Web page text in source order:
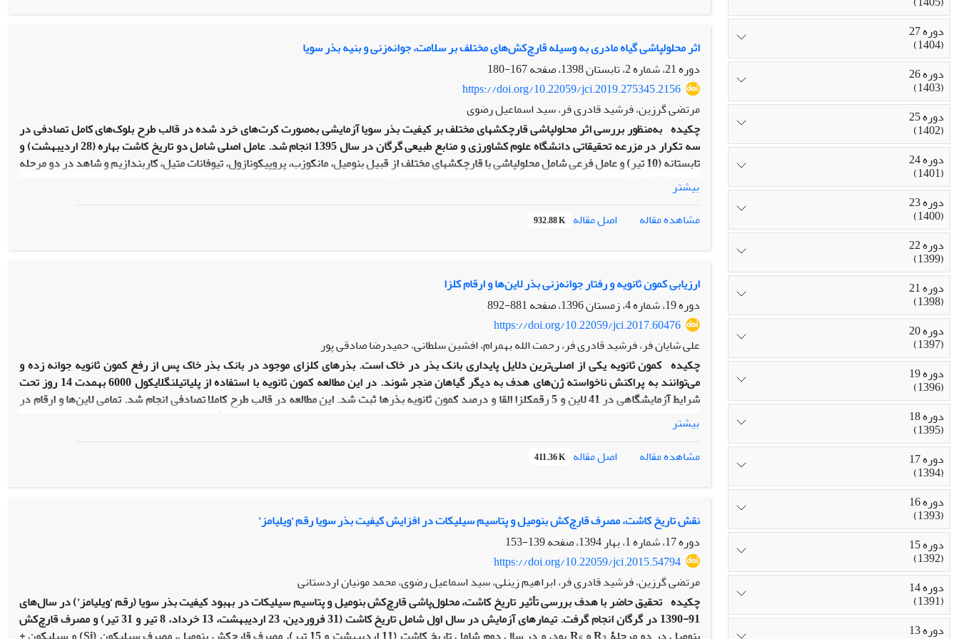
شوند. در مقابل تیمارهای تنش اسمزی اغلب دارای اثرات منفی بر ماندگاری بذرهای تمامی ارقام داشتند. همچنین پرایمینگ به روش اسموپرایمینگ و
اثر محلول‏پاشی گیاه مادری به وسیله قارچ‌کش‌های مختلف بر سلامت، جوانه‌زنی و بنیه بذر سویا
دوره 21، شماره 2، تابستان 1398، صفحه
167-180
https://doi.org/10.22059/jci.2019.275345.2156
مرتضی گرزین، فرشید قادری فر، سید اسماعیل رضوی
چکیده به‌منظور بررسی اثر محلول‏پاشی قارچ‏کش‏های مختلف بر کیفیت بذر سویا آزمایشی به‌صورت کرت‌های خرد شده در قالب طرح بلوک‌های کامل تصادفی در
سه تکرار در مزرعه تحقیقاتی دانشگاه علوم کشاورزی و منابع طبیعی گرگان در سال 1395 انجام شد. عامل اصلی شامل دو تاریخ کاشت بهاره (28 اردیبهشت) و
تابستانه (10 تیر) و عامل فرعی شامل محلول‏پاشی با قارچ‏کش‏های مختلف از قبیل بنومیل، مانکوزب، پروپیکونازول، تیوفانات متیل، کاربندازیم و شاهد در دو مرحله
تحقیق دو قارچ آلترناریا و فوزاریوم در محموله‏های بذری مشاهده شد. میزان شیوع فوزاریوم در کلیه تیمارها بسیار پایین (کمتر از هفت درصد) بود. بنابراین،
استفاده (به‏ویژه پروپیکونازول و تیوفانات متیل) سلامت، قابلیت جوانه‏زنی و قدرت بذر را در مقایسه با تیمار شاهد به طور معنی‏داری افزایش دادند. کشت
تابستانه با وجود آلودگی‏های قارچی بیشتر، به دلیل برخورد مراحل نمو بذر (R5-R8) با دماهای پایین‏تر دارای جوانه‏زنی و بنیه بذر بیشتری در مقایسه با بذرهای
کیفیت بذر، بهتر است از کشت تابستانه همراه با کاربرد قارچ‏کش‏های مناسب از جمله پروپیکونازول و تیوفانات متیل در دو مرحله R3 و R6، استفاده شود.
بیشتر
مشاهده مقاله
اصل مقاله 932.88 K
ارزیابی کمون ثانویه و رفتار جوانه‌زنی بذر لاین‌ها و ارقام کلزا
دوره 19، شماره 4، زمستان 1396، صفحه
881-892
https://doi.org/10.22059/jci.2017.60476
علی شایان فر، فرشید قادری فر، رحمت الله بهمرام، افشین سلطانی، حمیدرضا صادقی پور
چکیده کمون ثانویه یکی از اصلی‌ترین دلایل پایداری بانک بذر در خاک است. بذرهای کلزای موجود در بانک بذر خاک پس از رفع کمون ثانویه جوانه زده و
می‌توانند به پراکنش ناخواسته ژن‌های هدف به دیگر گیاهان منجر شوند. در این مطالعه کمون ثانویه با استفاده از پلی‏اتیلن‏گلایکول 6000 به‏مدت 14 روز تحت
شرایط آزمایشگاهی در 41 لاین و 5 رقمکلزا القا و درصد کمون ثانویه بذرها ثبت شد. این مطالعه در قالب طرح کاملا تصادفی انجام شد. تمامی لاین‌ها و ارقام در
استفاده از تجزیة کلاستر، دسته‌بندی شدند. پنج لاین در گروه بسیارکم و دو لاین در گروه بسیار زیاد و بقیة لاین‌ها در گروه متوسط و کم قرار گرفتند. پنج رقم
ثانویة آن‌ها طی روند اصلاح آن‌ها بوده است. دسته‌بندی لاین‌ها براساس سطح کمون ثانویه به تولیدکنندگان بذر کمک می‌کند تا لاین‌هایی را انتخاب کنند تا علاوه
بر عملکرد و دیگر ویژگی‌های مهم در امر تولید بذر، از کمون ثانویه پایین‌تری برخوردار باشند تا از دیدگاه تولید بذر مشکلات ناشی از آن‌ها در محصول بعد به
بیشتر
مشاهده مقاله
اصل مقاله 411.36 K
نقش تاریخ کاشت، مصرف قارچ‌کش بنومیل و پتاسیم سیلیکات در افزایش کیفیت بذر سویا رقم ‘ویلیامز’
دوره 17، شماره 1، بهار 1394، صفحه
139-153
https://doi.org/10.22059/jci.2015.54794
مرتضی گرزین، فرشید قادری فر، ابراهیم زینلی، سید اسماعیل رضوی، محمد مونیان اردستانی
چکیده تحقیق حاضر با هدف بررسی تأثیر تاریخ کاشت، محلول‌پاشی قارچ‌کش بنومیل و پتاسیم سیلیکات در بهبود کیفیت بذر سویا (رقم ‘ویلیامز’) در سال‌های
91-1390 در گرگان انجام گرفت. تیمارهای آزمایش در سال اول شامل تاریخ کاشت (31 فروردین، 23 اردیبهشت، 13 خرداد، 8 تیر و 31 تیر) و مصرف قارچ‌کش
دوره 27
(1404)
دوره 26
(1403)
دوره 25
(1402)
دوره 24
(1401)
دوره 23
(1400)
دوره 22
(1399)
دوره 21
(1398)
دوره 20
(1397)
دوره 19
(1396)
دوره 18
(1395)
دوره 17
(1394)
دوره 16
(1393)
دوره 15
(1392)
دوره 14
(1391)
دوره 13